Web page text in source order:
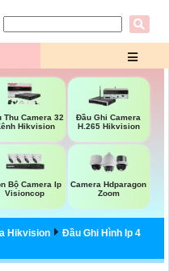
Thu Camera 32
Hikvision
Đầu Ghi Camera
H.265 Hikvision
Bộ Camera Ip
Visioncop
Camera Hdparagon
Zoom
Hikvision
Đầu Ghi Hình Ip 4